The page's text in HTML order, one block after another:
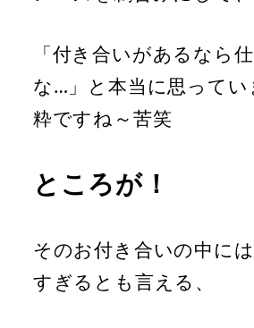
「付き合いがあるなら
な…」と本当に思ってい
粋ですね～苦笑
ところが！
そのお付き合いの中に
すぎるとも言える、